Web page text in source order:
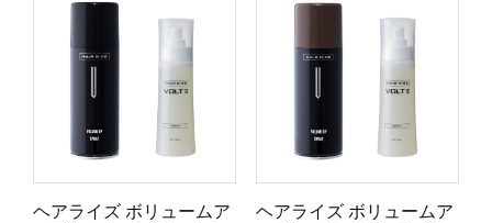
ヘアライズ ボリュームア
ヘアライズ ボリュームア